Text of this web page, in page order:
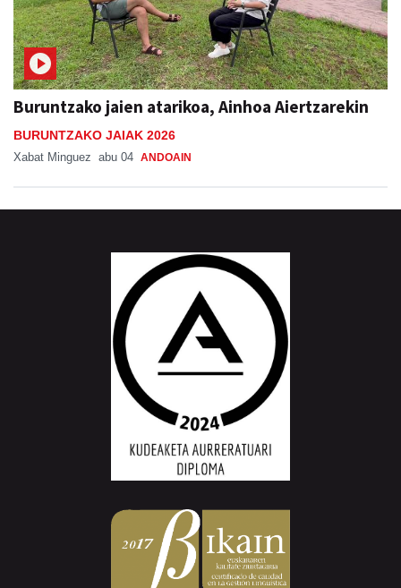
Buruntzako jaien atarikoa, Ainhoa Aiertzarekin
BURUNTZAKO JAIAK 2026
Xabat Minguez abu 04 ANDOAIN